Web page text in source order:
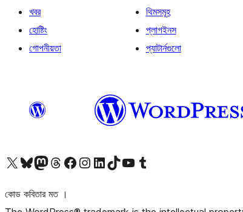
খবর
হোষ্টিং
গোপনীয়তা
থিমসমূহ
প্লাগইনস
প্যাটার্নগুলো
আমাদের X (আগের টুইটার) অ্যাকাউন্টে যানআমাদের Bluesky অ্যাকাউন্টটি দেখুনআমাদের মাস্টোডন অ্যাকাউন্টটি দেখুনআমাদের থ্রেডস অ্যাকাউন্টটি দেখুনআমাদের ফেসবুক পেজ দেখুনআমাদের ইন্সটাগ্রাম অ্যাকাউন্ট দেখুনআমাদের লিঙ্কডইন অ্যাকাউন্টে যানআমাদের TikTok অ্যাকাউন্টটি দেখুনআমাদের ইউটিউব চ্যানেলে যান আমাদের টাম্বলার অ্যাকাউন্ট দেখুন
কোড কবিতার মত ।